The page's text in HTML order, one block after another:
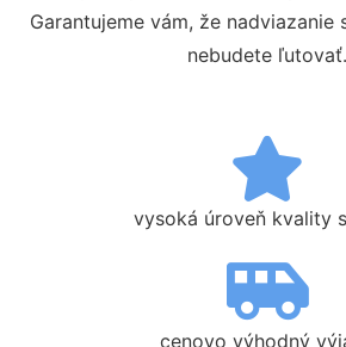
Garantujeme vám, že nadviazanie
nebudete ľutovať.
vysoká úroveň kvality
cenovo výhodný